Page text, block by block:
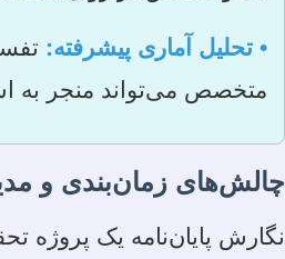
• تحلیل آماری پیشرفته:
متخصص می‌تواند منجر به
چالش‌های زمان‌بندی و
نگارش پایان‌نامه یک پروژه